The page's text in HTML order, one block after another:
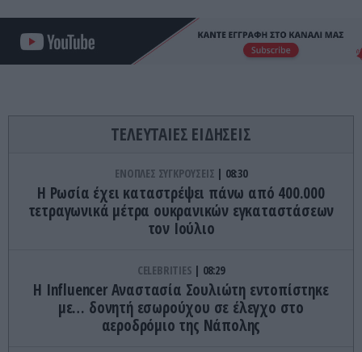
ΤΕΛΕΥΤΑΙΕΣ ΕΙΔΗΣΕΙΣ
ΕΝΟΠΛΕΣ ΣΥΓΚΡΟΥΣΕΙΣ 08:30
Η Ρωσία έχει καταστρέψει πάνω από 400.000
τετραγωνικά μέτρα ουκρανικών εγκαταστάσεων
τον Ιούλιο
CELEBRITIES 08:29
Η Ιnfluencer Αναστασία Σουλιώτη εντοπίστηκε
με… δονητή εσωρούχου σε έλεγχο στο
αεροδρόμιο της Νάπολης